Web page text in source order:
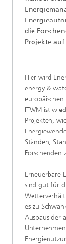
die
Projekte auf
Hier wird
energy &
ITWM ist
Projekten,
Ständen,
Forschenden
Erneuerbare
sind gut für
es zu
Ausbaus der